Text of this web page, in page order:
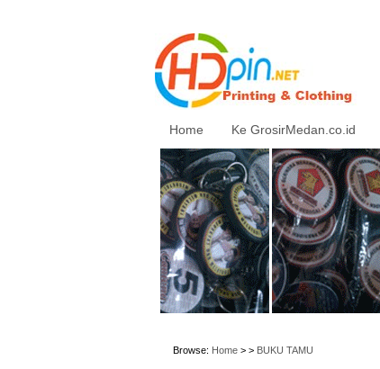
Home Ke GrosirMedan.co.id
Browse: Home > > BUKU TAMU